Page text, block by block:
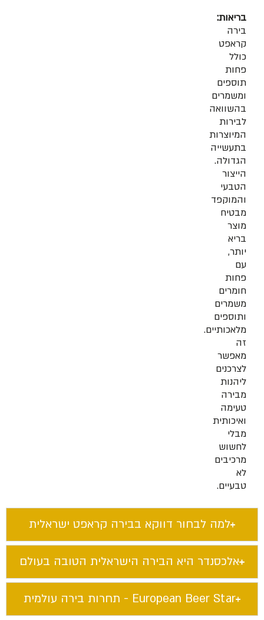
בריאות:
בירה
קראפט
כולל
פחות
תוספים
ומשמרים
בהשוואה
לבירות
המיוצרות
בתעשייה
הגדולה.
הייצור
הטבעי
והמוקפד
מבטיח
מוצר
בריא
יותר,
עם
פחות
חומרים
משמרים
ותוספים
מלאכותיים.
זה
מאפשר
לצרכנים
ליהנות
מבירה
טעימה
ואיכותית
מבלי
לחשוש
מרכיבים
לא
טבעיים.
למה לבחור דווקא בבירה קראפט ישראלית​
אלכסנדר היא הבירה הישראלית הטובה בעולם​
European Beer Star​ - תחרות בירה עולמית